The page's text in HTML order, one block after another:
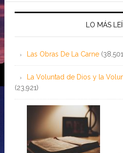
LO MÁS
Las Obras De La Carne
La Voluntad de Dios y la
(23,921)